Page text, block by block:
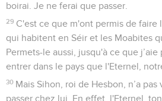
boirai. Je ne ferai que passer.
29 C'est ce que m'ont permis de faire
qui habitent en Séir et les Moabites
Permets-le aussi, jusqu'à ce que
entrer dans le pays que l'Eternel,
30 Mais Sihon, roi de Hesbon, n’a
passer chez lui. En effet, l'Eternel,